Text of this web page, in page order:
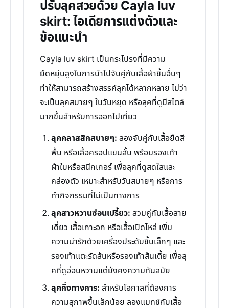
ปรับลุคสวยด้วย Cayla luv
skirt: ไอเดียการแต่งตัวและ
ข้อแนะนำ
Cayla luv skirt เป็นกระโปรงที่มีความ
ยืดหยุ่นสูงในการนำไปจับคู่กับเสื้อผ้าชิ้นอื่นๆ
ทำให้สามารถสร้างสรรค์ลุคได้หลากหลาย ไม่ว่า
จะเป็นลุคสบายๆ ในวันหยุด หรือลุคที่ดูมีสไตล์
มากขึ้นสำหรับการออกไปเที่ยว
ลุคคลาสสิกสบายๆ: ลองจับคู่กับเสื้อยืดสี
พื้น หรือเสื้อครอปแขนสั้น พร้อมรองเท้า
ผ้าใบหรือสนีกเกอร์ เพื่อลุคที่ดูสดใสและ
คล่องตัว เหมาะสำหรับวันสบายๆ หรือการ
ทำกิจกรรมที่ไม่เป็นทางการ
ลุคสาวหวานซ่อนเปรี้ยว: สวมคู่กับเสื้อสาย
เดี่ยว เสื้อเกาะอก หรือเสื้อเปิดไหล่ เพิ่ม
ความน่ารักด้วยเครื่องประดับชิ้นเล็กๆ และ
รองเท้าแตะรัดส้นหรือรองเท้าส้นเตี้ย เพื่อลุ
คที่ดูอ่อนหวานแต่ยังคงความทันสมัย
ลุคกึ่งทางการ: สำหรับโอกาสที่ต้องการ
ความสุภาพขึ้นเล็กน้อย ลองแมทช์กับเสื้อ